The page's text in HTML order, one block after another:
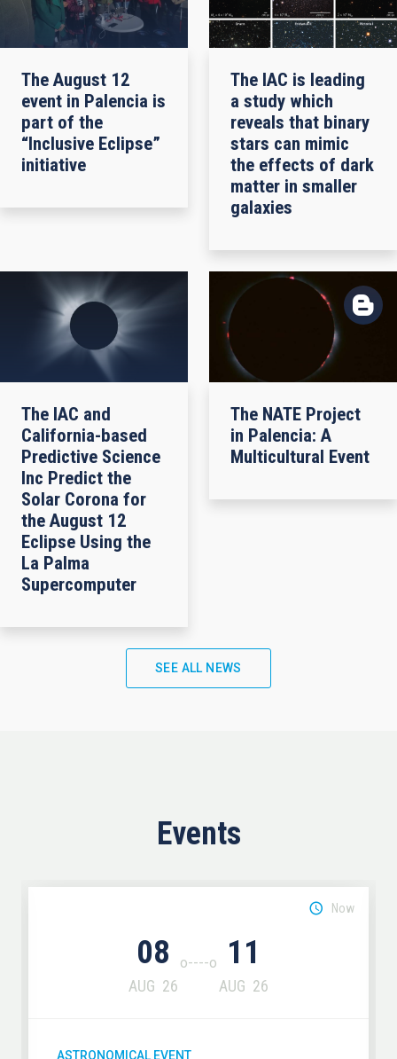
The August 12
event in Palencia is
part of the
“Inclusive Eclipse”
initiative
The IAC is leading
a study which
reveals that binary
stars can mimic
the effects of dark
matter in smaller
galaxies
The IAC and
California-based
Predictive Science
Inc Predict the
Solar Corona for
the August 12
Eclipse Using the
La Palma
Supercomputer
The NATE Project
in Palencia: A
Multicultural Event
SEE ALL NEWS
Events
08
AUG 26
11
AUG 26
Now
ASTRONOMICAL EVENT